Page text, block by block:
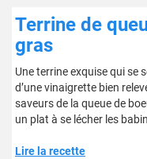
Terrine de
gras
Une terrine exquise qui se
d’une vinaigrette bien
saveurs de la queue de
un plat à se lécher les
Lire la recette